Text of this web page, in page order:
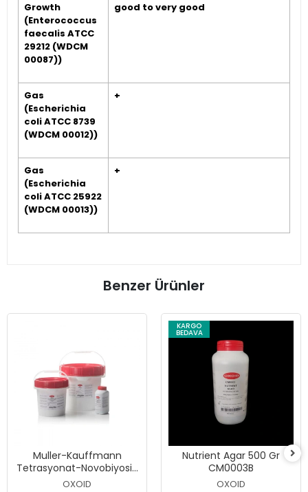
Growth
(Enterococcus
faecalis ATCC
29212 (WDCM
00087))
good to very good
Gas
(Escherichia
coli ATCC 8739
(WDCM 00012))
+
Gas
(Escherichia
coli ATCC 25922
(WDCM 00013))
+
Benzer Ürünler
Muller-Kauffmann
Tetrasyonat-Novobiyosin
Broth (MkTTn) 500 Gr
OXOID
KARGO
BEDAVA
Nutrient Agar 500 Gr
CM0003B
OXOID